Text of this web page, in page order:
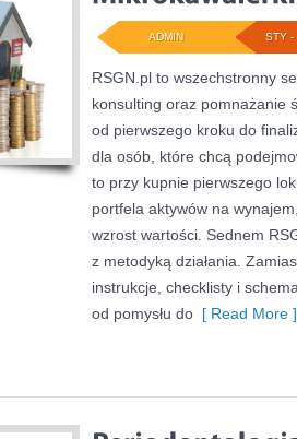
STY -
ADMIN
RSGN.pl to wszechstronny
konsulting oraz pomnażanie
od pierwszego kroku do
dla osób, które chcą
to przy kupnie pierwszego
portfela aktywów na
wzrost wartości. Sednem
z metodyką działania.
instrukcje, checklisty i
od pomysłu do [ Read More ]